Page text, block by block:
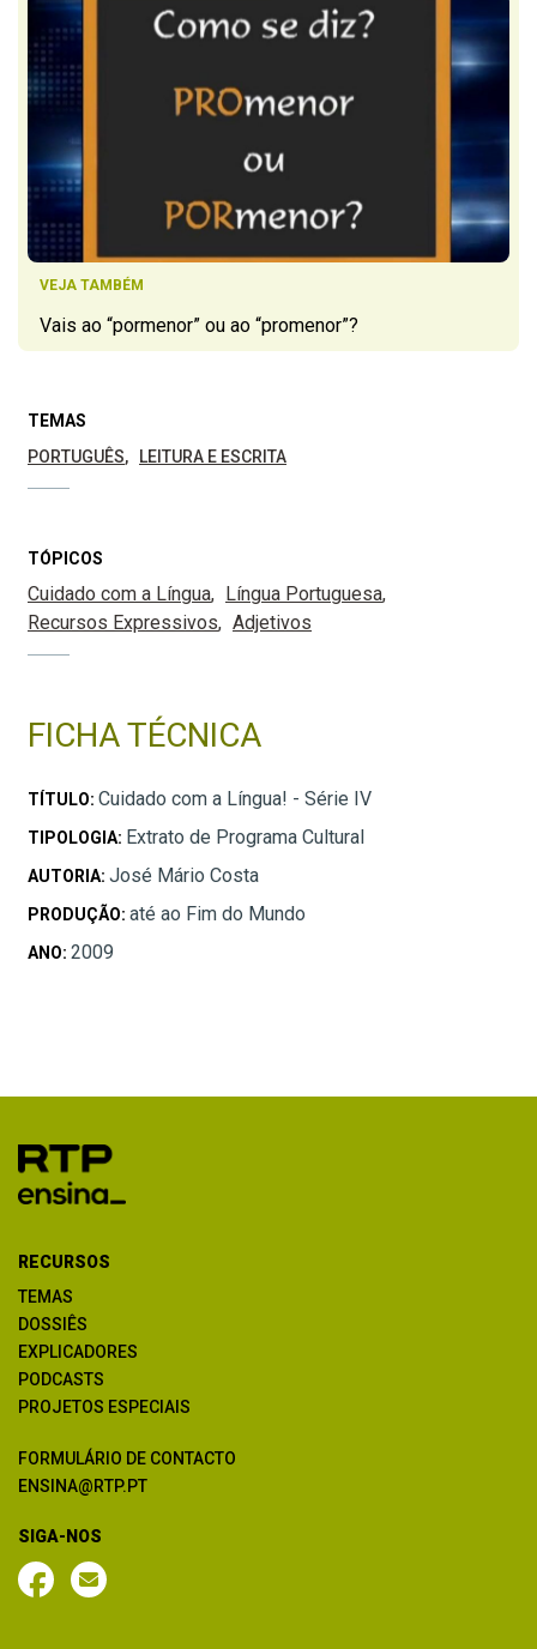
VEJA TAMBÉM
Vais ao “pormenor” ou ao “promenor”?
TEMAS
PORTUGUÊS
LEITURA E ESCRITA
TÓPICOS
Cuidado com a Língua
Língua Portuguesa
Recursos Expressivos
Adjetivos
FICHA TÉCNICA
TÍTULO: Cuidado com a Língua! - Série IV
TIPOLOGIA: Extrato de Programa Cultural
AUTORIA: José Mário Costa
PRODUÇÃO: até ao Fim do Mundo
ANO: 2009
RECURSOS
TEMAS
DOSSIÊS
EXPLICADORES
PODCASTS
PROJETOS ESPECIAIS
FORMULÁRIO DE CONTACTO
ENSINA@RTP.PT
SIGA-NOS